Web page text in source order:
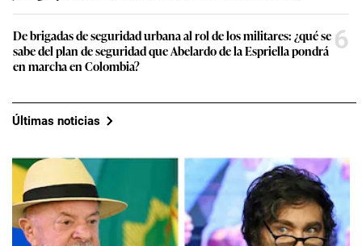
De brigadas de seguridad urbana al rol de los militares: ¿qué se
sabe del plan de seguridad que Abelardo de la Espriella pondrá
en marcha en Colombia?
6
Últimas noticias